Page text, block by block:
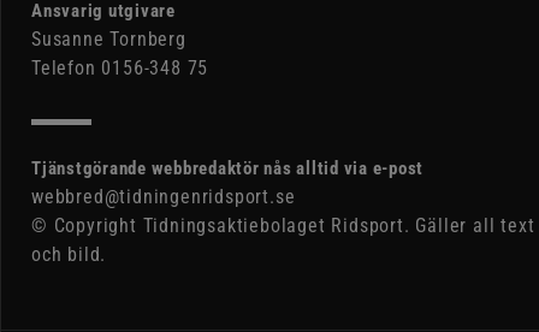
Ansvarig utgivare
Susanne Tornberg
Telefon 0156-348 75
Tjänstgörande webbredaktör nås alltid via e-post
webbred@tidningenridsport.se
© Copyright Tidningsaktiebolaget Ridsport. Gäller all text
och bild.